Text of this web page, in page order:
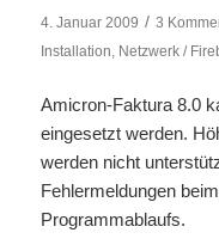
4. Januar 2009 / 3
Installation, Netzwerk /
Amicron-Faktura 8.0
eingesetzt werden.
werden nicht
Fehlermeldungen
Programmablaufs.